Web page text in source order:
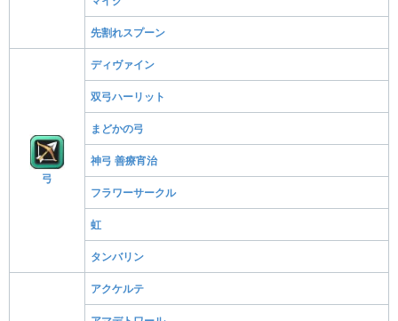
先割れスプーン
弓
ディヴァイン
双弓ハーリット
まどかの弓
神弓 善療宵治
フラワーサークル
虹
タンバリン
アクケルテ